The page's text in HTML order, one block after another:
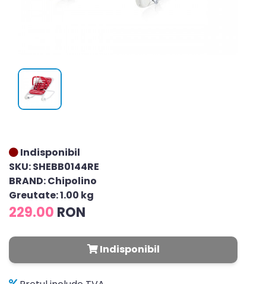
Indisponibil
SKU: SHEBB0144RE
BRAND: Chipolino
Greutate: 1.00 kg
229.00 RON
Indisponibil